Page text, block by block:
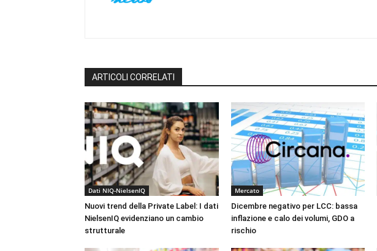
ARTICOLI CORRELATI
Dati NIQ-NielsenIQ
Nuovi trend della Private Label: I dati
NielsenIQ evidenziano un cambio
strutturale
Mercato
Dicembre negativo per LCC: bassa
inflazione e calo dei volumi, GDO a
rischio